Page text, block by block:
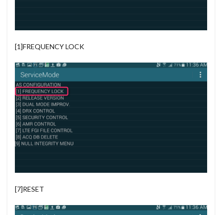
[1]FREQUENCY LOCK
[7]RESET